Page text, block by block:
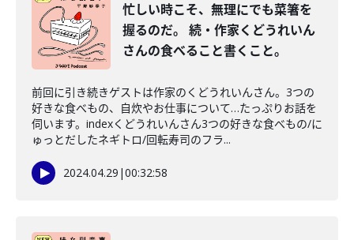
忙しい時こそ、無理にでも菜箸を
握るのだ。 続・作家くどうれいん
さんの食べること書くこと。
前回に引き続きゲストは作家のくどうれいんさん。3つの
好きな食べもの、自炊やお仕事について…たっぷりお話を
伺います。indexくどうれいんさん3つの好きな食べもの/に
ゅっとだしたネギトロ/回転寿司のフラ...
2024.04.29 |00:32:58